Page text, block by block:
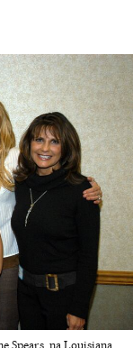
Spears, na Louisiana.